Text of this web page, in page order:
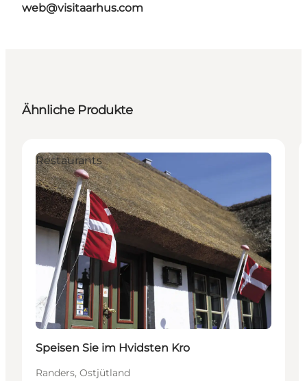
web@visitaarhus.com
Ähnliche Produkte
Restaurants
Speisen Sie im Hvidsten Kro
Randers, Ostjütland